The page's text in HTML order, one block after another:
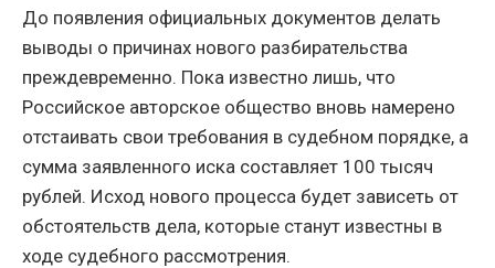
До появления официальных документов делать
выводы о причинах нового разбирательства
преждевременно. Пока известно лишь, что
Российское авторское общество вновь намерено
отстаивать свои требования в судебном порядке, а
сумма заявленного иска составляет 100 тысяч
рублей. Исход нового процесса будет зависеть от
обстоятельств дела, которые станут известны в
ходе судебного рассмотрения.